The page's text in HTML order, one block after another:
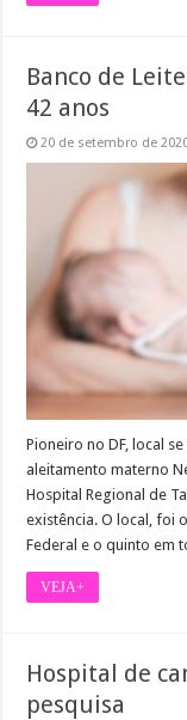
Banco de
42 anos
20 de setembro de
Pioneiro no DF, local
aleitamento materno
Hospital Regional de
existência. O local, foi
Federal e o quinto em
VEJA+
Hospital de
pesquisa